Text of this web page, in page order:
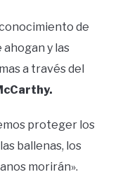
de
y las
a través del
proteger los
ballenas, los
morirán».